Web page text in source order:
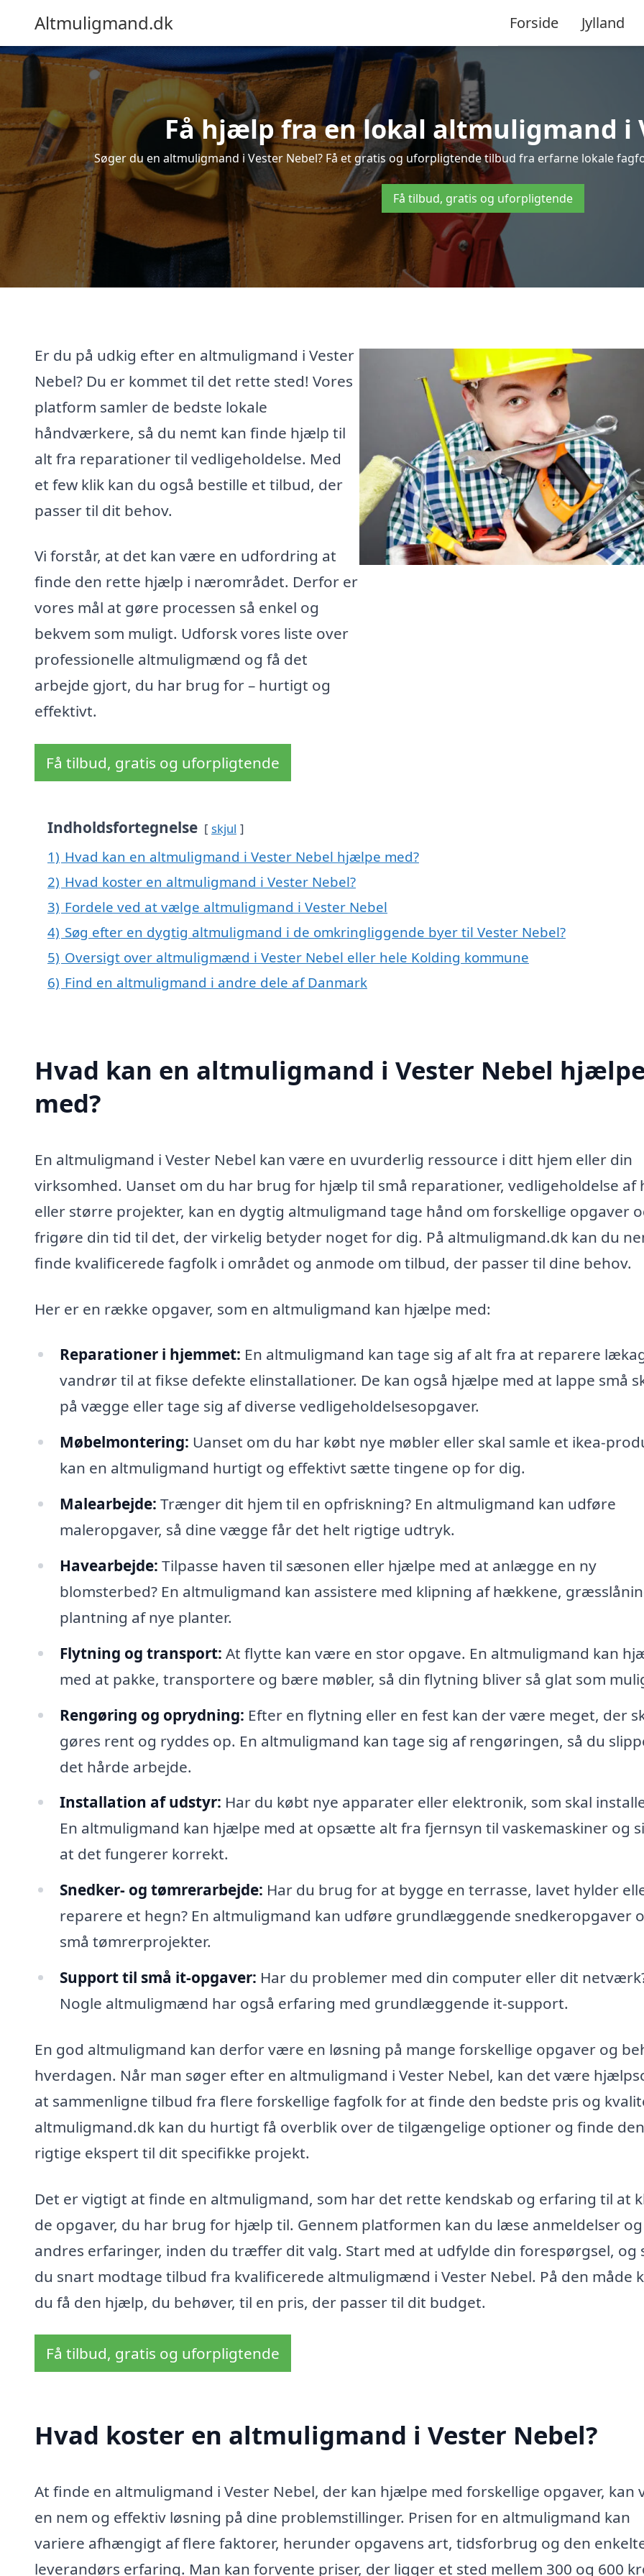
Altmuligmand.dk Forside Jylland
Få hjælp fra en lokal altmuligmand i
Søger du en altmuligmand i Vester Nebel? Få et gratis og uforpligtende tilbud fra erfarne lokale
Få tilbud, gratis og uforpligtende
Er du på udkig efter en altmuligmand i Vester
Nebel? Du er kommet til det rette sted! Vores
platform samler de bedste lokale
håndværkere, så du nemt kan finde hjælp til
alt fra reparationer til vedligeholdelse. Med
et few klik kan du også bestille et tilbud, der
passer til dit behov.
Vi forstår, at det kan være en udfordring at
finde den rette hjælp i nærområdet. Derfor er
vores mål at gøre processen så enkel og
bekvem som muligt. Udforsk vores liste over
professionelle altmuligmænd og få det
arbejde gjort, du har brug for – hurtigt og
effektivt.
Få tilbud, gratis og uforpligtende
Indholdsfortegnelse skjul
1) Hvad kan en altmuligmand i Vester Nebel hjælpe med?
2) Hvad koster en altmuligmand i Vester Nebel?
3) Fordele ved at vælge altmuligmand i Vester Nebel
4) Søg efter en dygtig altmuligmand i de omkringliggende byer til Vester Nebel?
5) Oversigt over altmuligmænd i Vester Nebel eller hele Kolding kommune
6) Find en altmuligmand i andre dele af Danmark
Hvad kan en altmuligmand i Vester Nebel hjælpe
med?
En altmuligmand i Vester Nebel kan være en uvurderlig ressource i ditt hjem eller din
virksomhed. Uanset om du har brug for hjælp til små reparationer, vedligeholdelse af
eller større projekter, kan en dygtig altmulig­mand tage hånd om forskellige opgaver
frigøre din tid til det, der virkelig betyder noget for dig. På altmuligmand.dk kan du
finde kvalificerede fagfolk i området og anmode om tilbud, der passer til dine behov.
Her er en række opgaver, som en altmuligmand kan hjælpe med:
Reparationer i hjemmet: En altmuligmand kan tage sig af alt fra at reparere
vandrør til at fikse defekte elinstallationer. De kan også hjælpe med at lappe små
på vægge eller tage sig af diverse vedligeholdelsesopgaver.
Møbelmontering: Uanset om du har købt nye møbler eller skal samle et ikea-
kan en altmuligmand hurtigt og effektivt sætte tingene op for dig.
Malearbejde: Trænger dit hjem til en opfriskning? En altmuligmand kan udføre
maleropgaver, så dine vægge får det helt rigtige udtryk.
Havearbejde: Tilpasse haven til sæsonen eller hjælpe med at anlægge en ny
blomsterbed? En altmuligmand kan assistere med klipning af hækkene,
plantning af nye planter.
Flytning og transport: At flytte kan være en stor opgave. En altmuligmand kan
med at pakke, transportere og bære møbler, så din flytning bliver så glat som
Rengøring og oprydning: Efter en flytning eller en fest kan der være meget, der
gøres rent og ryddes op. En altmuligmand kan tage sig af rengøringen, så du
det hårde arbejde.
Installation af udstyr: Har du købt nye apparater eller elektronik, som skal
En altmuligmand kan hjælpe med at opsætte alt fra fjernsyn til vaskemaskiner og
at det fungerer korrekt.
Snedker- og tømrerarbejde: Har du brug for at bygge en terrasse, lavet hylder
reparere et hegn? En altmuligmand kan udføre grundlæggende snedkeropgaver
små tømrerprojekter.
Support til små it-opgaver: Har du problemer med din computer eller dit
Nogle altmulig­mænd har også erfaring med grundlæggende it-support.
En god altmuligmand kan derfor være en løsning på mange forskellige opgaver og
hverdagen. Når man søger efter en altmuligmand i Vester Nebel, kan det være
at sammenligne tilbud fra flere forskellige fagfolk for at finde den bedste pris og
altmuligmand.dk kan du hurtigt få overblik over de tilgængelige optioner og finde den
rigtige ekspert til dit specifikke projekt.
Det er vigtigt at finde en altmuligmand, som har det rette kendskab og erfaring til at
de opgaver, du har brug for hjælp til. Gennem platformen kan du læse anmeldelser og
andres erfaringer, inden du træffer dit valg. Start med at udfylde din forespørgsel, og
du snart modtage tilbud fra kvalificerede altmulig­mænd i Vester Nebel. På den måde
du få den hjælp, du behøver, til en pris, der passer til dit budget.
Få tilbud, gratis og uforpligtende
Hvad koster en altmuligmand i Vester Nebel?
At finde en altmuligmand i Vester Nebel, der kan hjælpe med forskellige opgaver, kan
en nem og effektiv løsning på dine problemstillinger. Prisen for en altmuligmand kan
variere afhængigt af flere faktorer, herunder opgavens art, tidsforbrug og den
leverandørs erfaring. Man kan forvente priser, der ligger et sted mellem 300 og 600